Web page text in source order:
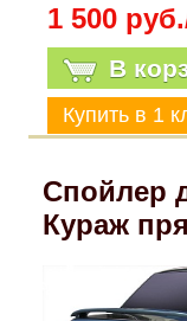
1 500
В
Спойлер
Кураж
Дополнительные